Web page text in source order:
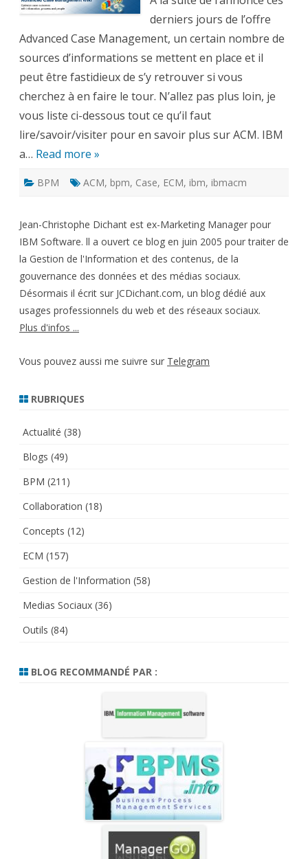
:
toutes
sources
d’informations
derniers jours de l’offre
Advanced Case Management, un certain nombre de
sources d’informations se mettent en place et il
peut être fastidieux de s’y retrouver si vous
cherchez à en faire le tour. N’allez pas plus loin, je
vous liste ci-dessous tout ce qu’il faut
lire/savoir/visiter pour en savoir plus sur ACM. IBM
a… Read more »
BPM ACM, bpm, Case, ECM, ibm, ibmacm
Jean-Christophe Dichant est ex-Marketing Manager pour
IBM Software. ll a ouvert ce blog en juin 2005 pour traiter de
la Gestion de l'Information et des contenus, de la
gouvernance des données et des médias sociaux.
Désormais il écrit sur JCDichant.com, un blog dédié aux
usages professionnels du web et des réseaux sociaux.
Plus d'infos ...
Vous pouvez aussi me suivre sur Telegram
RUBRIQUES
Actualité (38)
Blogs (49)
BPM (211)
Collaboration (18)
Concepts (12)
ECM (157)
Gestion de l'Information (58)
Medias Sociaux (36)
Outils (84)
BLOG RECOMMANDÉ PAR :